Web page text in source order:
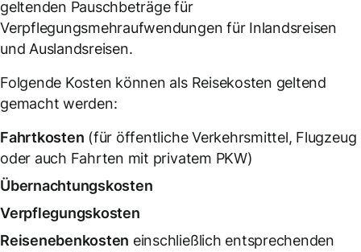
geltenden Pauschbeträge für
Verpflegungsmehraufwendungen für Inlandsreisen
und Auslandsreisen.
Folgende Kosten können als Reisekosten geltend
gemacht werden:
Fahrtkosten (für öffentliche Verkehrsmittel, Flugzeug
oder auch Fahrten mit privatem PKW)
Übernachtungskosten
Verpflegungskosten
Reisenebenkosten einschließlich entsprechenden